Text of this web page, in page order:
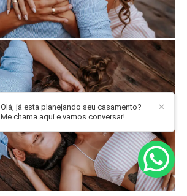
✕
Olá, já esta planejando seu casamento?
Me chama aqui e vamos conversar!